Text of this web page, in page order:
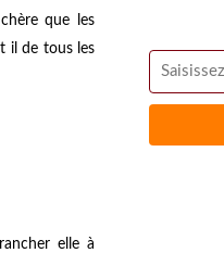
que les
il de tous les
elle à